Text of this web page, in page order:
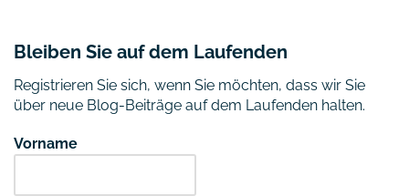
Bleiben Sie auf dem Laufenden
Registrieren Sie sich, wenn Sie möchten, dass wir Sie
über neue Blog-Beiträge auf dem Laufenden halten.
Vorname